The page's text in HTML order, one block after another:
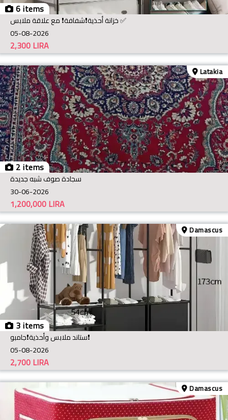
6 items
خزانة أحذية❗️شفافة❗️ مع علاقة ملابس ✅
05-08-2026
LIRA
2,300
2 items
Latakia
سجادة صوف شبه جديدة
30-06-2026
LIRA
1,200,000
3 items
Damascus
ستاند ملابس وأحذية❗️جامبو❗️
05-08-2026
LIRA
2,700
Damascus